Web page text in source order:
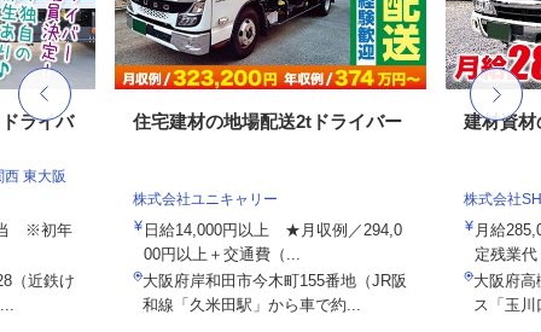
ライバ
東大阪
当 ※初年
（近鉄け
住宅建材の地場配送2tドライバー
株式会社ユニキャリー
日給14,000円以上 ★月収例／294,0
00円以上＋交通費（...
大阪府岸和田市今木町155番地（JR阪
和線「久米田駅」から車で約...
建材資
株式会社
月給
定残業
大阪府高
ス「玉